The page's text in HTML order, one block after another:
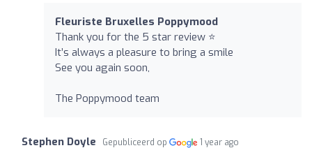
Fleuriste Bruxelles Poppymood
Thank you for the 5 star review ⭐️
It’s always a pleasure to bring a smile
See you again soon,
The Poppymood team
Stephen Doyle Gepubliceerd op 1 year ago